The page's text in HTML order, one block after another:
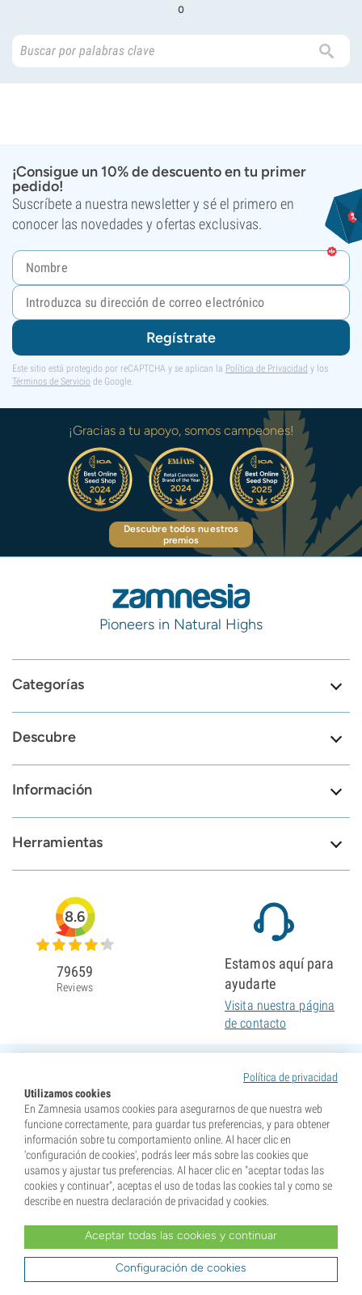
o
¡Consigue un 10% de descuento en tu primer
pedido!
Suscríbete a nuestra newsletter y sé el primero en
conocer las novedades y ofertas exclusivas.
Regístrate
Este sitio está protegido por reCAPTCHA y se aplican la Política de Privacidad y los
Términos de Servicio de Google.
¡Gracias a tu apoyo, somos campeones!
Descubre todos nuestros
premios
Pioneers in Natural Highs
Categorías
Descubre
Información
Herramientas
Política de privacidad
Utilizamos cookies
En Zamnesia usamos cookies para asegurarnos de que nuestra web
funcione correctamente, para guardar tus preferencias, y para obtener
información sobre tu comportamiento online. Al hacer clic en
'configuración de cookies', podrás leer más sobre las cookies que
usamos y ajustar tus preferencias. Al hacer clic en "aceptar todas las
cookies y continuar", aceptas el uso de todas las cookies tal y como se
describe en nuestra declaración de privacidad y cookies.
Aceptar todas las cookies y continuar
Configuración de cookies
8.6
79659
Reviews
Estamos aquí para
ayudarte
Visita nuestra página
de contacto
* Nuestras semillas se venden como suvenires. La germinación de semillas es ilegal en muchos
tu lugar de residencia y que conoces las normativas locales. También eximes de toda responsabilidad a
Zamnesia si actúas al margen de ellas.